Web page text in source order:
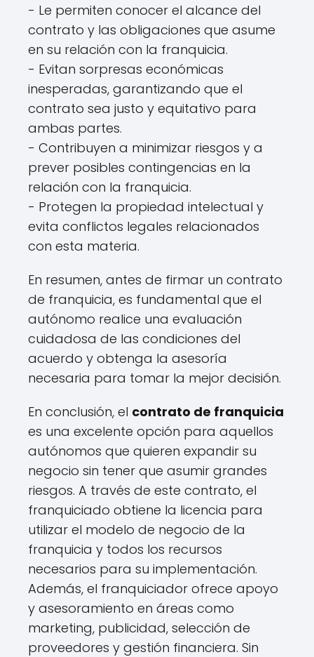
- Le permiten conocer el alcance del
contrato y las obligaciones que asume
en su relación con la franquicia.
- Evitan sorpresas económicas
inesperadas, garantizando que el
contrato sea justo y equitativo para
ambas partes.
- Contribuyen a minimizar riesgos y a
prever posibles contingencias en la
relación con la franquicia.
- Protegen la propiedad intelectual y
evita conflictos legales relacionados
con esta materia.
En resumen, antes de firmar un contrato
de franquicia, es fundamental que el
autónomo realice una evaluación
cuidadosa de las condiciones del
acuerdo y obtenga la asesoría
necesaria para tomar la mejor decisión.
En conclusión, el contrato de franquicia
es una excelente opción para aquellos
autónomos que quieren expandir su
negocio sin tener que asumir grandes
riesgos. A través de este contrato, el
franquiciado obtiene la licencia para
utilizar el modelo de negocio de la
franquicia y todos los recursos
necesarios para su implementación.
Además, el franquiciador ofrece apoyo
y asesoramiento en áreas como
marketing, publicidad, selección de
proveedores y gestión financiera. Sin